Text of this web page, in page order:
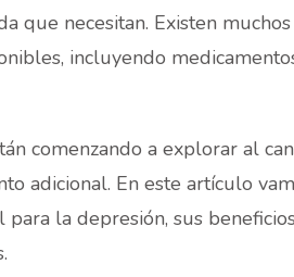
que necesitan. Existen
incluyendo
comenzando a explorar al
adicional. En este artículo
la depresión, sus